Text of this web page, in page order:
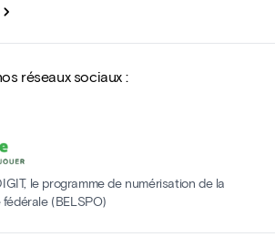
réseaux sociaux :
le programme de numérisation de la
(BELSPO)